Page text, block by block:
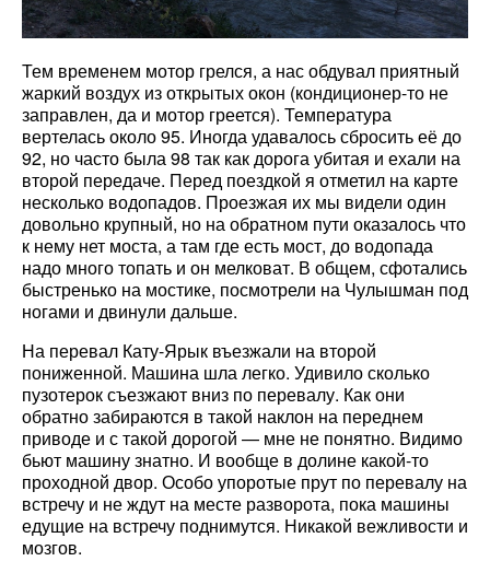
Тем временем мотор грелся, а нас обдувал приятный
жаркий воздух из открытых окон (кондиционер-то не
заправлен, да и мотор греется). Температура
вертелась около 95. Иногда удавалось сбросить её до
92, но часто была 98 так как дорога убитая и ехали на
второй передаче. Перед поездкой я отметил на карте
несколько водопадов. Проезжая их мы видели один
довольно крупный, но на обратном пути оказалось что
к нему нет моста, а там где есть мост, до водопада
надо много топать и он мелковат. В общем, сфотались
быстренько на мостике, посмотрели на Чулышман под
ногами и двинули дальше.
На перевал Кату-Ярык въезжали на второй
пониженной. Машина шла легко. Удивило сколько
пузотерок съезжают вниз по перевалу. Как они
обратно забираются в такой наклон на переднем
приводе и с такой дорогой — мне не понятно. Видимо
бьют машину знатно. И вообще в долине какой-то
проходной двор. Особо упоротые прут по перевалу на
встречу и не ждут на месте разворота, пока машины
едущие на встречу поднимутся. Никакой вежливости и
мозгов.